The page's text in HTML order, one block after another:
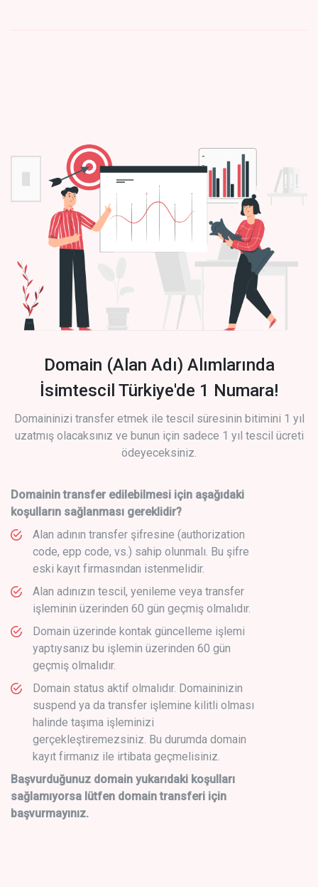
Domain (Alan Adı) Alımlarında
İsimtescil Türkiye'de 1 Numara!
Domaininizi transfer etmek ile tescil süresinin bitimini 1 yıl
uzatmış olacaksınız ve bunun için sadece 1 yıl tescil ücreti
ödeyeceksiniz.
Domainin transfer edilebilmesi için aşağıdaki
koşulların sağlanması gereklidir?
Alan adının transfer şifresine (authorization
code, epp code, vs.) sahip olunmalı. Bu şifre
eski kayıt firmasından istenmelidir.
Alan adınızın tescil, yenileme veya transfer
işleminin üzerinden 60 gün geçmiş olmalıdır.
Domain üzerinde kontak güncelleme işlemi
yaptıysanız bu işlemin üzerinden 60 gün
geçmiş olmalıdır.
Domain status aktif olmalıdır. Domaininizin
suspend ya da transfer işlemine kilitli olması
halinde taşıma işleminizi
gerçekleştiremezsiniz. Bu durumda domain
kayıt firmanız ile irtibata geçmelisiniz.
Başvurduğunuz domain yukarıdaki koşulları
sağlamıyorsa lütfen domain transferi için
başvurmayınız.